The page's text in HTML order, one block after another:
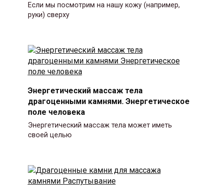
Если мы посмотрим на нашу кожу (например,
руки) сверху
Энергетический массаж тела
драгоценными камнями. Энергетическое
поле человека
Энергетический массаж тела может иметь
своей целью